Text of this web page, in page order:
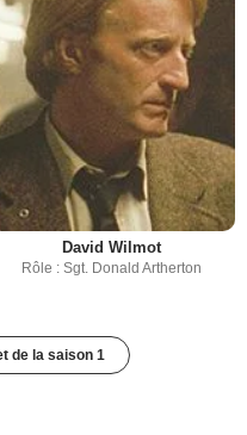
David Wilmot
Rôle : Sgt. Donald Artherton
de la saison 1